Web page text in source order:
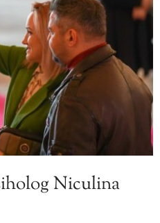
Niculina